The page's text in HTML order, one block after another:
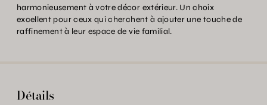
harmonieusement à votre décor extérieur. Un choix
excellent pour ceux qui cherchent à ajouter une touche de
raffinement à leur espace de vie familial.
Détails